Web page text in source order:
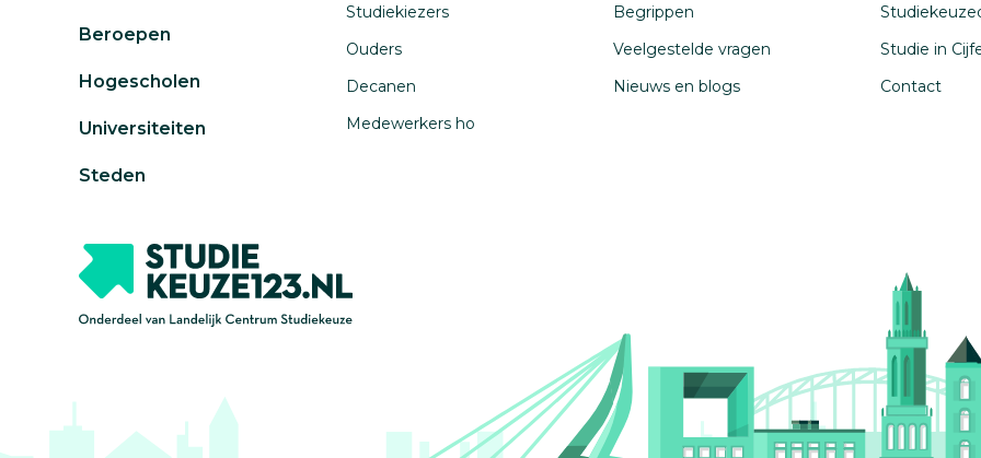
Beroepen
Hogescholen
Universiteiten
Steden
Studiekiezers
Ouders
Decanen
Medewerkers ho
Begrippen
Veelgestelde vragen
Nieuws en blogs
Studie in
Contact